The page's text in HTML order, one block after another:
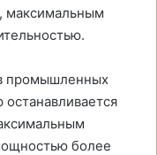
максимальным
промышленных
более